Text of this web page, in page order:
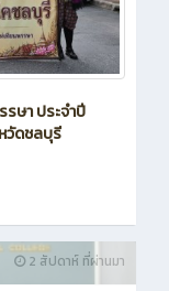
รษา ประจำปี
วัดชลบุรี
2 สัปดาห์ ที่ผ่านมา